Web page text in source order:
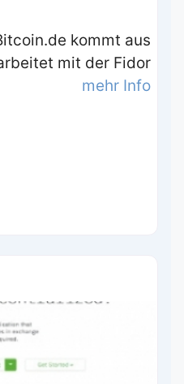
kommt aus
mit der Fidor
mehr Info